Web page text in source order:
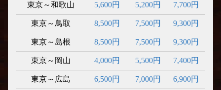
東京～和歌山 5,600円 5,200円 7,700円
東京～鳥取 8,500円 7,500円 9,300円
東京～島根 8,500円 7,500円 9,300円
東京～岡山 4,000円 5,500円 7,400円
東京～広島 6,500円 7,000円 6,900円